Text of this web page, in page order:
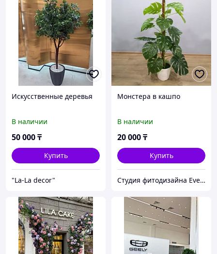
Искусственные деревья
В наличии
50 000₸
Купить
"La-La decor"
Монстера в кашпо
В наличии
20 000₸
Купить
Студия фитодизайна EverGreen